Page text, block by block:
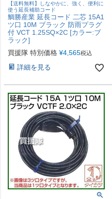
【送料無料】しなやかに、強く、便利に
使う延長補助コード
鯛勝産業 延長コード 二芯 15A1
ツ口 10M ブラック 防雨プラグ
付 VCT 1.25SQ×2C [カラー:ブ
ラック]
買援隊 特別価格 ¥4,565税込
詳細を見る